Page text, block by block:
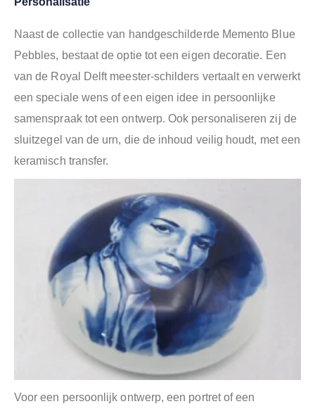
Naast de collectie van handgeschilderde Memento Blue
Pebbles, bestaat de optie tot een eigen decoratie. Een
van de Royal Delft meester-schilders vertaalt en verwerkt
een speciale wens of een eigen idee in persoonlijke
samenspraak tot een ontwerp. Ook personaliseren zij de
sluitzegel van de urn, die de inhoud veilig houdt, met een
keramisch transfer.
Voor een persoonlijk ontwerp, een portret of een